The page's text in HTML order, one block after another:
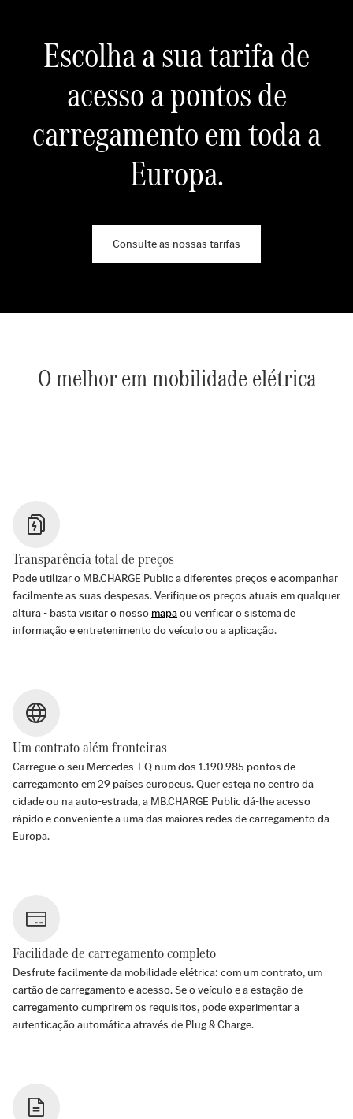
Escolha a sua tarifa de
acesso a pontos de
carregamento em toda a
Europa.
Consulte as nossas tarifas
O melhor em mobilidade elétrica
Transparência total de preços
Pode utilizar o MB.CHARGE Public a diferentes preços e acompanhar
facilmente as suas despesas. Verifique os preços atuais em qualquer
altura - basta visitar o nosso mapaou verificar o sistema de
informação e entretenimento do veículo ou a aplicação.
Um contrato além fronteiras
Carregue o seu Mercedes-EQ num dos 1.190.985 pontos de
carregamento em29 países europeus. Quer esteja no centro da
cidade ou na auto-estrada, a MB.CHARGE Public dá-lhe acesso
rápido e conveniente a uma das maiores redes de carregamento da
Europa.
Facilidade de carregamento completo
Desfrute facilmente da mobilidade elétrica: com um contrato, um
cartão de carregamento e acesso. Se o veículo e a estação de
carregamento cumprirem os requisitos, pode experimentar a
autenticação automática através de Plug & Charge.